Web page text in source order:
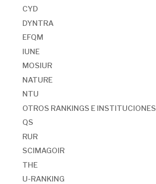
CYD
DYNTRA
EFQM
IUNE
MOSIUR
NATURE
NTU
OTROS RANKINGS E INSTITUCIONES
QS
RUR
SCIMAGOIR
THE
U-RANKING